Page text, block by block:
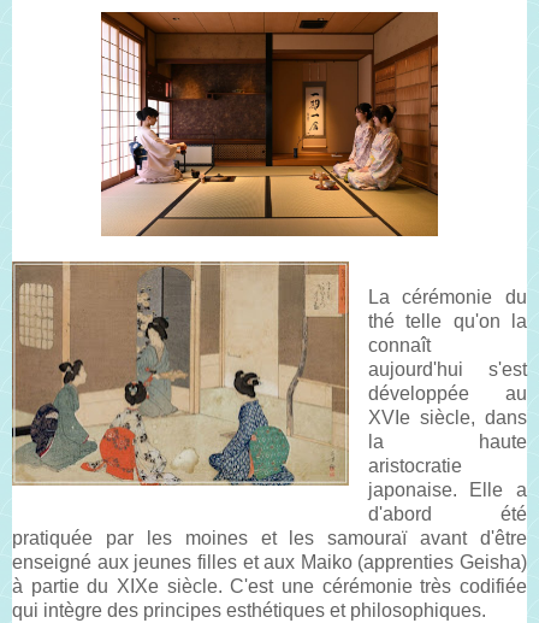
La cérémonie du
thé telle qu'on la
connaît
aujourd'hui s'est
développée au
XVIe siècle, dans
la haute
aristocratie
japonaise. Elle a
d'abord été
pratiquée par les moines et les samouraï avant d'être
enseigné aux jeunes filles et aux Maiko (apprenties Geisha)
à partie du XIXe siècle. C'est une cérémonie très codifiée
qui intègre des principes esthétiques et philosophiques.